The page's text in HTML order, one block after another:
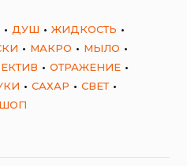
ДУШ
ЖИДКОСТЬ
МАКРО
МЫЛО
ОТРАЖЕНИЕ
САХАР
СВЕТ